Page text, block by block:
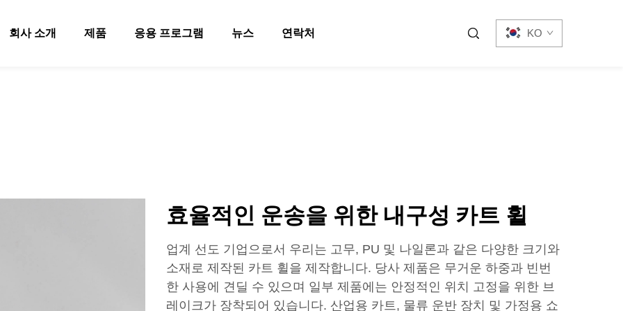
회사 소개 제품 응용 프로그램 뉴스 연락처 KO
효율적인 운송을 위한 내구성 카트 휠
업계 선도 기업으로서 우리는 고무, PU 및 나일론과 같은 다양한 크기와
소재로 제작된 카트 휠을 제작합니다. 당사 제품은 무거운 하중과 빈번
한 사용에 견딜 수 있으며 일부 제품에는 안정적인 위치 고정을 위한 브
레이크가 장착되어 있습니다. 산업용 카트, 물류 운반 장치 및 가정용 쇼